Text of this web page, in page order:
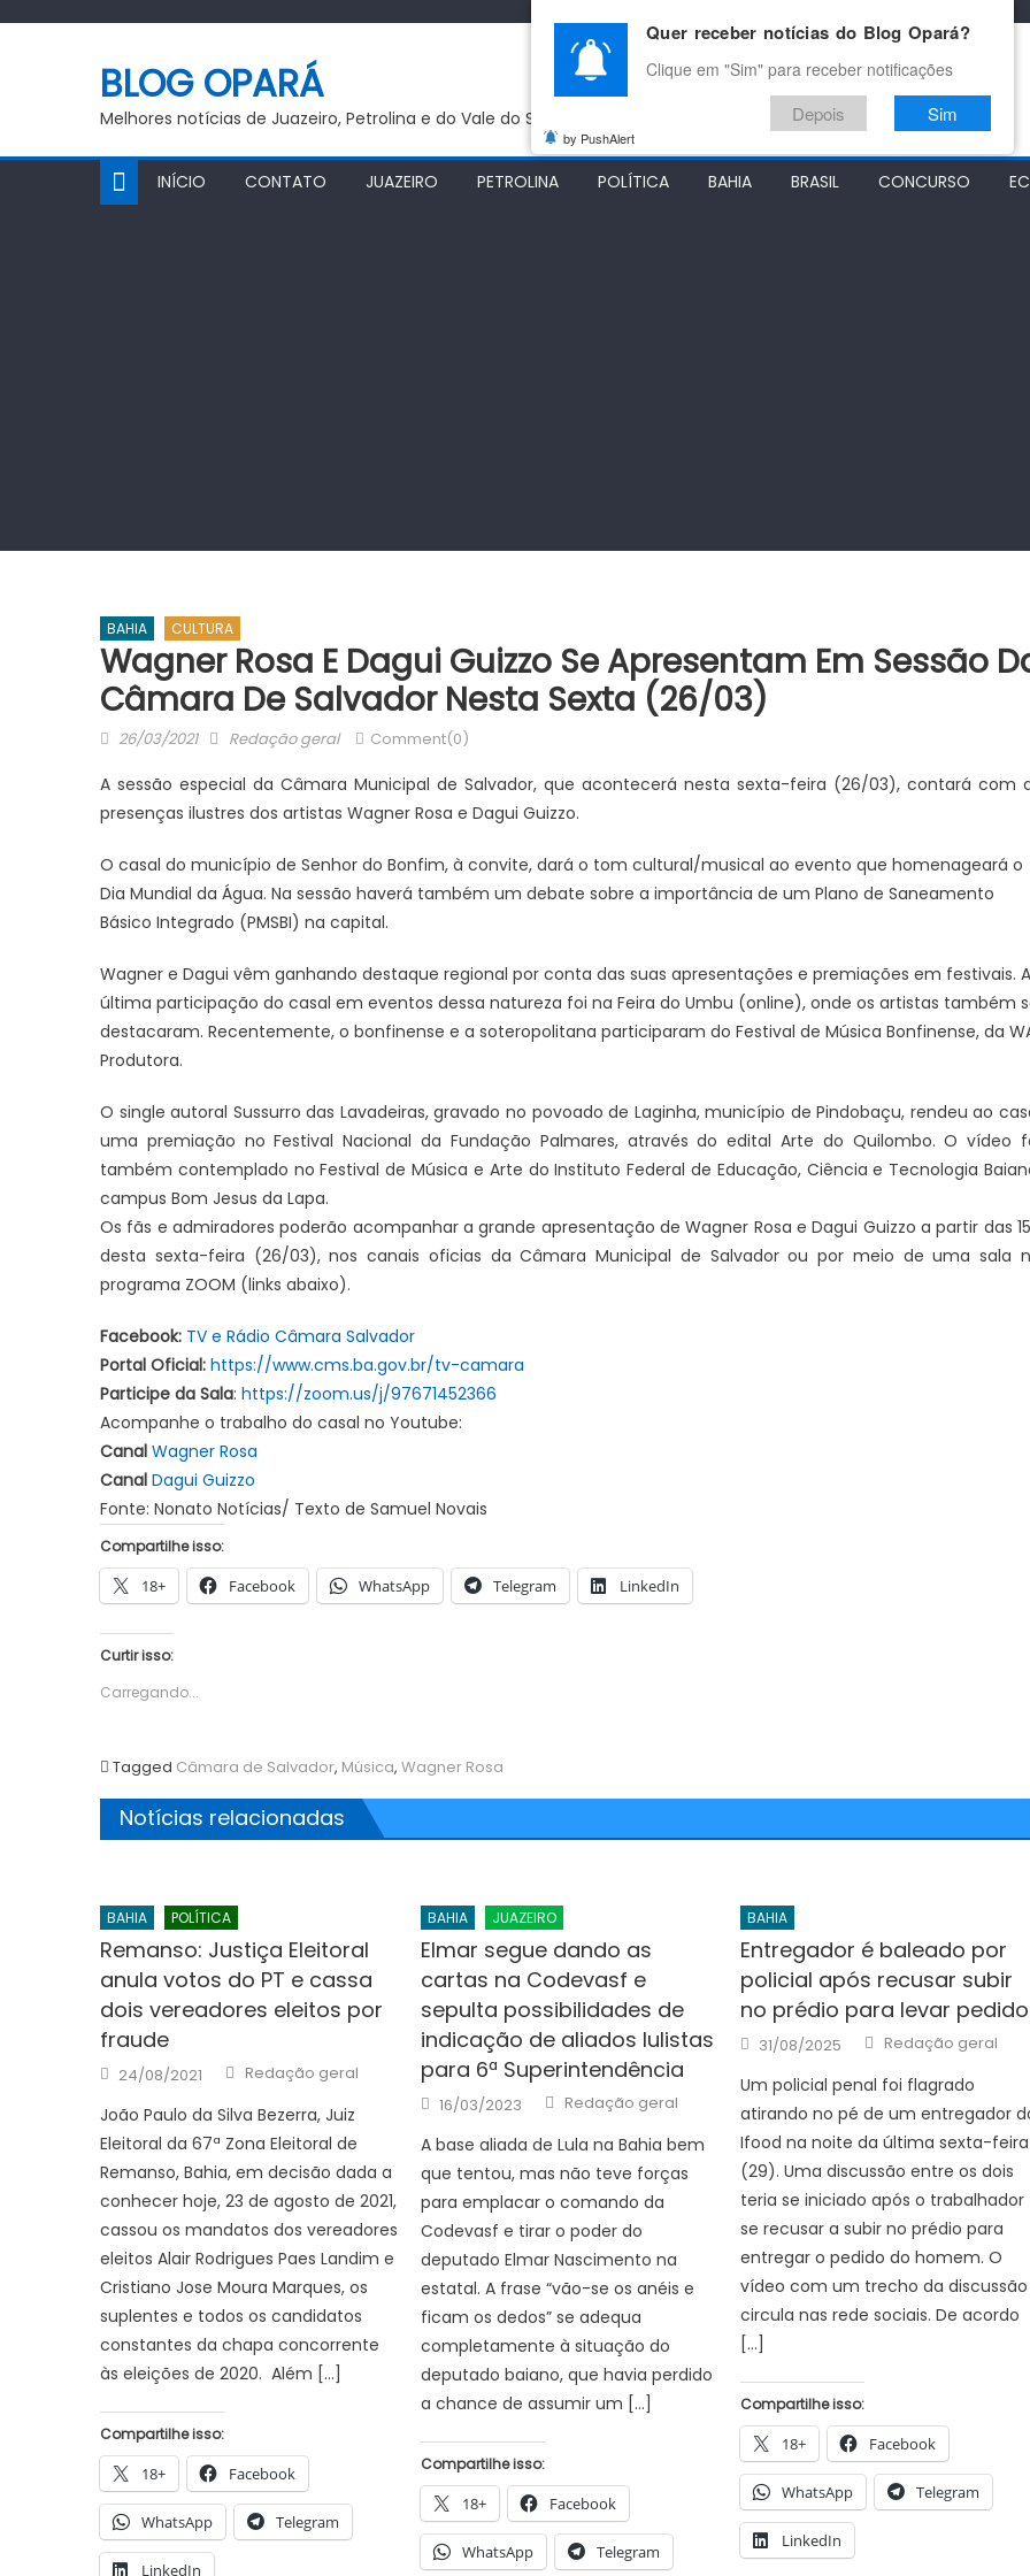
BLOG OPARÁ
Melhores notícias de Juazeiro, Petrolina e do Vale do São Francisco
INÍCIO CONTATO JUAZEIRO PETROLINA POLÍTICA BAHIA BRASIL CONCURSO
BAHIA CULTURA
Wagner Rosa E Dagui Guizzo Se Apresentam Em Sessão
Câmara De Salvador Nesta Sexta (26/03)
Posted
26/03/2021 Author
Redação geral Comment(0)
A sessão especial da Câmara Municipal de Salvador, que acontecerá nesta sexta-feira (26/03), contará com
presenças ilustres dos artistas Wagner Rosa e Dagui Guizzo.
O casal do município de Senhor do Bonfim, à convite, dará o tom cultural/musical ao evento que homenageará o
Dia Mundial da Água. Na sessão haverá também um debate sobre a importância de um Plano de Saneamento
Básico Integrado (PMSBI) na capital.
Wagner e Dagui vêm ganhando destaque regional por conta das suas apresentações e premiações em festivais. A
última participação do casal em eventos dessa natureza foi na Feira do Umbu (online), onde os artistas também
destacaram. Recentemente, o bonfinense e a soteropolitana participaram do Festival de Música Bonfinense, da
Produtora.
O single autoral Sussurro das Lavadeiras, gravado no povoado de Laginha, município de Pindobaçu, rendeu ao
uma premiação no Festival Nacional da Fundação Palmares, através do edital Arte do Quilombo. O vídeo
também contemplado no Festival de Música e Arte do Instituto Federal de Educação, Ciência e Tecnologia
campus Bom Jesus da Lapa.
Os fãs e admiradores poderão acompanhar a grande apresentação de Wagner Rosa e Dagui Guizzo a partir das
desta sexta-feira (26/03), nos canais oficias da Câmara Municipal de Salvador ou por meio de uma sala
programa ZOOM (links abaixo).
Facebook: TV e Rádio Câmara Salvador
Portal Oficial: https://www.cms.ba.gov.br/tv-camara
Participe da Sala: https://zoom.us/j/97671452366
Acompanhe o trabalho do casal no Youtube:
Canal Wagner Rosa
Canal Dagui Guizzo
Fonte: Nonato Notícias/ Texto de Samuel Novais
Compartilhe isso:
18+ Facebook WhatsApp Telegram LinkedIn
Curtir isso:
Carregando...
Tagged Câmara de Salvador, Música, Wagner Rosa
Notícias relacionadas
BAHIA POLÍTICA
Remanso: Justiça Eleitoral
anula votos do PT e cassa
dois vereadores eleitos por
fraude
Posted
on
24/08/2021 Author
Redação geral
João Paulo da Silva Bezerra, Juiz
Eleitoral da 67ª Zona Eleitoral de
Remanso, Bahia, em decisão dada a
conhecer hoje, 23 de agosto de 2021,
cassou os mandatos dos vereadores
eleitos Alair Rodrigues Paes Landim e
Cristiano Jose Moura Marques, os
suplentes e todos os candidatos
constantes da chapa concorrente
às eleições de 2020. Além […]
Compartilhe isso:
18+ Facebook
WhatsApp Telegram
LinkedIn
BAHIA JUAZEIRO
Elmar segue dando as
cartas na Codevasf e
sepulta possibilidades de
indicação de aliados lulistas
para 6ª Superintendência
Posted
on
16/03/2023 Author
Redação geral
A base aliada de Lula na Bahia bem
que tentou, mas não teve forças
para emplacar o comando da
Codevasf e tirar o poder do
deputado Elmar Nascimento na
estatal. A frase “vão-se os anéis e
ficam os dedos” se adequa
completamente à situação do
deputado baiano, que havia perdido
a chance de assumir um […]
Compartilhe isso:
18+ Facebook
WhatsApp Telegram
BAHIA
Entregador é baleado por
policial após recusar subir
no prédio para levar pedido
Posted
on
31/08/2025 Author
Redação geral
Um policial penal foi flagrado
atirando no pé de um entregador
Ifood na noite da última sexta-feira
(29). Uma discussão entre os dois
teria se iniciado após o trabalhador
se recusar a subir no prédio para
entregar o pedido do homem. O
vídeo com um trecho da discussão
circula nas rede sociais. De acordo
[…]
Compartilhe isso:
18+ Facebook
WhatsApp Telegram
LinkedIn
Quer receber notícias do Blog Opará?
Clique em "Sim" para receber notificações
Depois Sim
by PushAlert